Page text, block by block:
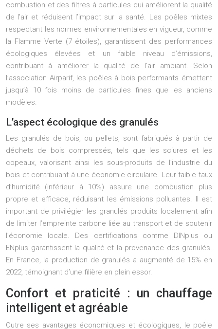
combustion et des filtres à particules qui améliorent la qualité
de l’air et réduisent l’impact sur la santé. Les poêles mixtes
respectant les normes environnementales en vigueur, comme
la Flamme Verte (7 étoiles), garantissent des performances
écologiques élevées et un faible niveau d’émissions,
contribuant à améliorer la qualité de l’air ambiant. Selon
l’association Airparif, les poêles à bois performants émettent
jusqu’à 10 fois moins de particules fines que les anciens
modèles.
L’aspect écologique des granulés
Les granulés de bois, ou pellets, sont fabriqués à partir de
déchets de bois compressés, tels que les sciures et les
copeaux, valorisant ainsi les sous-produits de l’industrie du
bois et contribuant à une économie circulaire. Leur faible taux
d’humidité (inférieur à 10%) assure une combustion plus
propre et efficace, réduisant les émissions polluantes. Il est
important de privilégier les granulés produits localement afin
de limiter l’empreinte carbone liée au transport et de soutenir
l’économie locale. Des certifications comme DINplus ou
ENplus garantissent la qualité et la provenance des granulés.
En France, la production de granulés a augmenté de 15% en
2022, témoignant d’une filière en plein essor.
Confort et praticité : un chauffage
intelligent et agréable
Outre ses avantages économiques et écologiques, le poêle